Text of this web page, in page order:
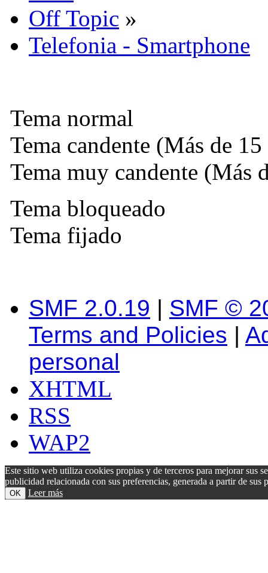
Off Topic »
Telefonia - Smartphone
Tema normal
Tema candente (Más de 15
Tema muy candente (Más
Tema bloqueado
Tema fijado
SMF 2.0.19 | SMF ©
Terms and Policies |
personal
XHTML
RSS
WAP2
Este sitio web utiliza cookies propias y de terceros para mejorar sus
publicidad relacionada con sus preferencias, generada a partir de
OK Leer más